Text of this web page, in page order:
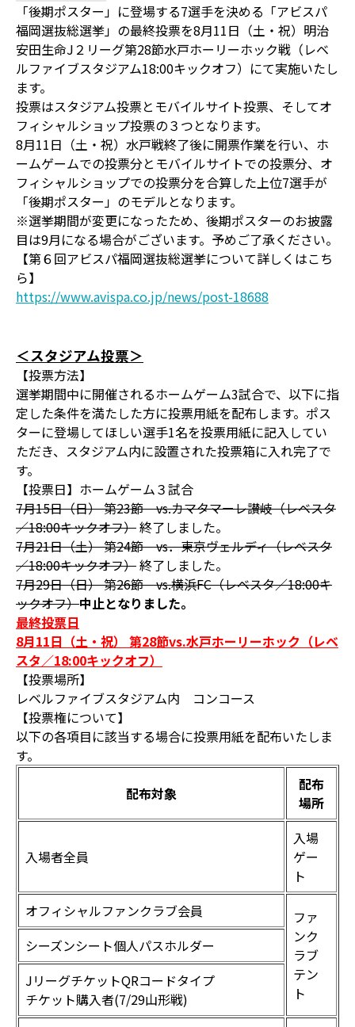
「後期ポスター」に登場する7選手を決める「アビスパ
福岡選抜総選挙」の最終投票を8月11日（土・祝）明治
安田生命J２リーグ第28節水戸ホーリーホック戦（レベ
ルファイブスタジアム18:00キックオフ）にて実施いたし
ます。
投票はスタジアム投票とモバイルサイト投票、そしてオ
フィシャルショップ投票の３つとなります。
8月11日（土・祝）水戸戦終了後に開票作業を行い、ホ
ームゲームでの投票分とモバイルサイトでの投票分、オ
フィシャルショップでの投票分を合算した上位7選手が
「後期ポスター」のモデルとなります。
※選挙期間が変更になったため、後期ポスターのお披露
目は9月になる場合がございます。予めご了承ください。
【第６回アビスパ福岡選抜総選挙について詳しくはこち
ら】
https://www.avispa.co.jp/news/post-18688
＜スタジアム投票＞
【投票方法】
選挙期間中に開催されるホームゲーム3試合で、以下に指
定した条件を満たした方に投票用紙を配布します。ポス
ターに登場してほしい選手1名を投票用紙に記入してい
ただき、スタジアム内に設置された投票箱に入れ完了で
す。
【投票日】ホームゲーム３試合
7月15日（日） 第23節 vs.カマタマーレ讃岐（レベスタ
／18:00キックオフ）終了しました。
7月21日（土） 第24節 vs．東京ヴェルディ（レベスタ
／18:00キックオフ）終了しました。
7月29日（日） 第26節 vs.横浜FC（レベスタ／18:00キ
ックオフ）中止となりました。
最終投票日
8月11日（土・祝） 第28節vs.水戸ホーリーホック（レベ
スタ／18:00キックオフ）
【投票場所】
レベルファイブスタジアム内 コンコース
【投票権について】
以下の各項目に該当する場合に投票用紙を配布いたしま
す。
配布対象
配布
場所
入場者全員
入場
ゲー
ト
オフィシャルファンクラブ会員
ファ
ンク
ラブ
テン
ト
シーズンシート個人パスホルダー
JリーグチケットQRコードタイプ
チケット購入者(7/29山形戦)